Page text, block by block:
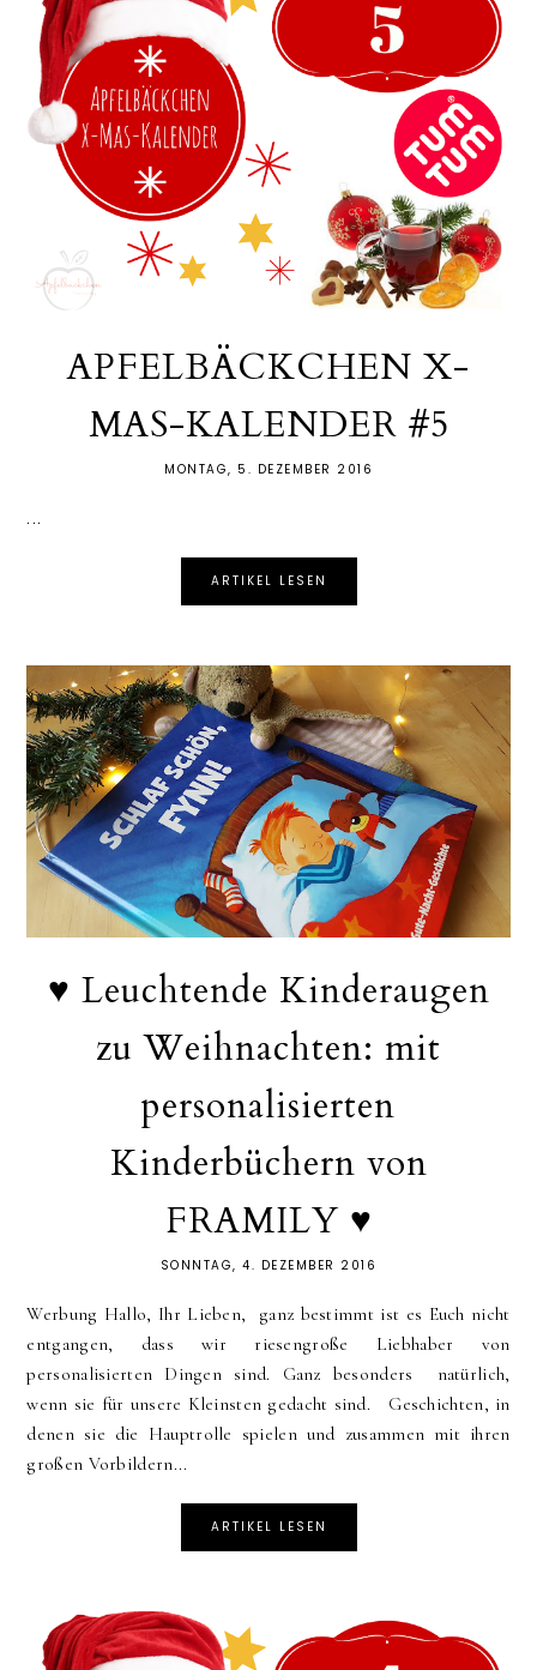
APFELBÄCKCHEN X-
MAS-KALENDER #5
MONTAG, 5. DEZEMBER 2016
...
ARTIKEL LESEN
♥ Leuchtende Kinderaugen
zu Weihnachten: mit
personalisierten
Kinderbüchern von
FRAMILY ♥
SONNTAG, 4. DEZEMBER 2016
Werbung Hallo, Ihr Lieben, ganz bestimmt ist es Euch nicht
entgangen, dass wir riesengroße Liebhaber von
personalisierten Dingen sind. Ganz besonders natürlich,
wenn sie für unsere Kleinsten gedacht sind. Geschichten, in
denen sie die Hauptrolle spielen und zusammen mit ihren
großen Vorbildern...
ARTIKEL LESEN